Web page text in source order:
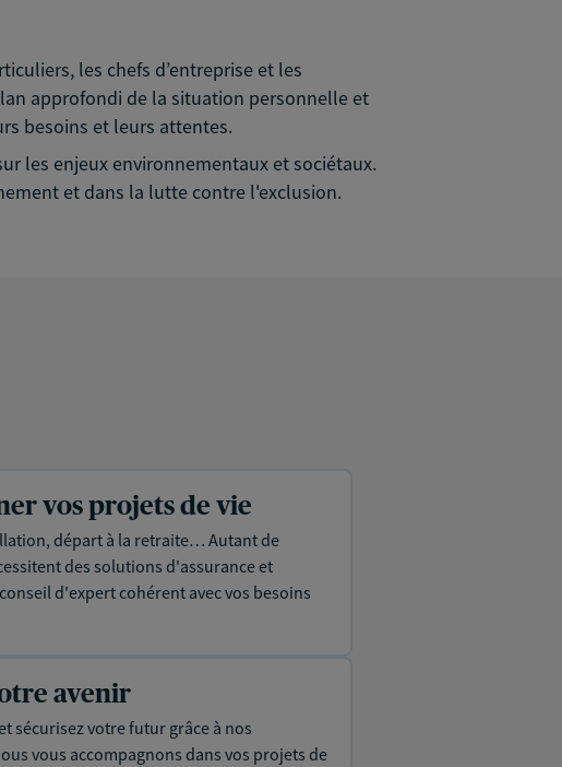
les chefs d’entreprise et les
approfondi de la situation personnelle et
besoins et leurs attentes.
les enjeux environnementaux et sociétaux.
et dans la lutte contre l'exclusion.
vos projets de vie
départ à la retraite… Autant de
des solutions d'assurance et
d'expert cohérent avec vos besoins
avenir
sécurisez votre futur grâce à nos
vous accompagnons dans vos projets de